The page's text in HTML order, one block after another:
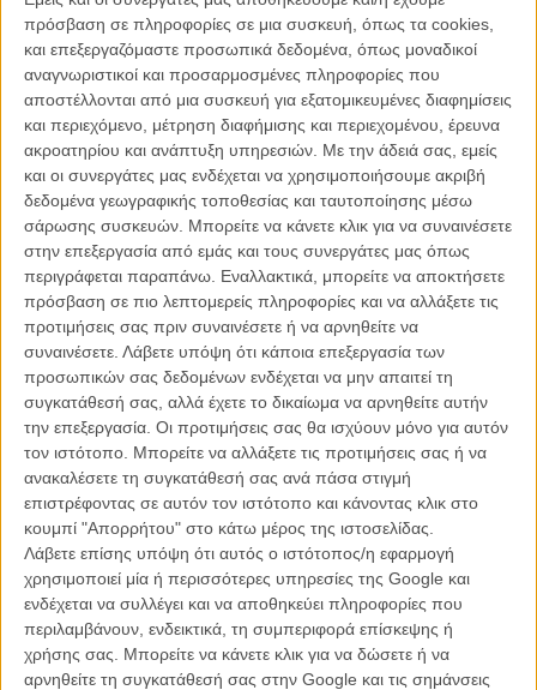
πρόσβαση σε πληροφορίες σε μια συσκευή, όπως τα cookies,
και επεξεργαζόμαστε προσωπικά δεδομένα, όπως μοναδικοί
αναγνωριστικοί και προσαρμοσμένες πληροφορίες που
αποστέλλονται από μια συσκευή για εξατομικευμένες διαφημίσεις
και περιεχόμενο, μέτρηση διαφήμισης και περιεχομένου, έρευνα
ακροατηρίου και ανάπτυξη υπηρεσιών. Με την άδειά σας, εμείς
και οι συνεργάτες μας ενδέχεται να χρησιμοποιήσουμε ακριβή
δεδομένα γεωγραφικής τοποθεσίας και ταυτοποίησης μέσω
σάρωσης συσκευών. Μπορείτε να κάνετε κλικ για να συναινέσετε
στην επεξεργασία από εμάς και τους συνεργάτες μας όπως
περιγράφεται παραπάνω. Εναλλακτικά, μπορείτε να αποκτήσετε
πρόσβαση σε πιο λεπτομερείς πληροφορίες και να αλλάξετε τις
προτιμήσεις σας πριν συναινέσετε ή να αρνηθείτε να
συναινέσετε. Λάβετε υπόψη ότι κάποια επεξεργασία των
προσωπικών σας δεδομένων ενδέχεται να μην απαιτεί τη
συγκατάθεσή σας, αλλά έχετε το δικαίωμα να αρνηθείτε αυτήν
την επεξεργασία. Οι προτιμήσεις σας θα ισχύουν μόνο για αυτόν
τον ιστότοπο. Μπορείτε να αλλάξετε τις προτιμήσεις σας ή να
ανακαλέσετε τη συγκατάθεσή σας ανά πάσα στιγμή
επιστρέφοντας σε αυτόν τον ιστότοπο και κάνοντας κλικ στο
κουμπί "Απορρήτου" στο κάτω μέρος της ιστοσελίδας.
Λάβετε επίσης υπόψη ότι αυτός ο ιστότοπος/η εφαρμογή
χρησιμοποιεί μία ή περισσότερες υπηρεσίες της Google και
ενδέχεται να συλλέγει και να αποθηκεύει πληροφορίες που
περιλαμβάνουν, ενδεικτικά, τη συμπεριφορά επίσκεψης ή
χρήσης σας. Μπορείτε να κάνετε κλικ για να δώσετε ή να
αρνηθείτε τη συγκατάθεσή σας στην Google και τις σημάνσεις
μια πατρίδα. Μόνο που ο Κυριάκος ζει ήδη με τη Νίνα, μια γυναίκα
από τη Σερβία και τη δική της κόρη. Πόσα τετραγωνικά μέτρα
χρειάζονται για να χωρέσει η ανθρώπινη αξιοπρέπεια και σε πόσο
μικρά μέρη φυλάγονται τα μεγάλα μυστικά;
Η Μαρία Ντούζα κάνει την πρώτη, ουσιαστικά, μεγάλου μήκους
ταινία της μετά το 50λεπτο «Από ‘δω και Πέρα» του 1994. Η
ποιότητα της παραγωγής είναι κάτι που εμφανώς την ενδιαφέρει: οι
επιλογές στη σκηνογραφία και, κυρίως, στη φωτογραφία, στήνουν
ένα φιλμ όμορφο, καλογυαλισμένο, φροντισμένο, σε μια κλασική
luxe γραφή, που συχνά δημιουργεί ατμόσφαιρα θρίλερ.
Το ύφος αυτό επεκτείνεται και στο σενάριο: τόσο αισθητικά όσο και
πολιτικά, η καρδιά της ιστορίας, η δράση και οι ίδιοι οι διάλογοι,
παρά το επίκαιρο θέμα της μετανάστευσης και του ρατσισμού,
μοιάζουν ν’ανήκουν σε μια παλιότερη δεκαετία, χρωματισμένα κατά
στιγμές κι από μια συμπλεγματική συγκατάβαση για την ελληνική
ιδιοσυγκρασία.
Πέρα από τον Ηλία Λογοθέτη, που πάντα επιβάλει το κύρος και τη
φαντασία του στην οθόνη, οι δυο γυναίκες πρωταγωνίστριες, η
Μυρτώ Αλικάκη και η Μιρζάνα Καράζοβιτς χαρίζουν στην ταινία τη
ζωντάνια, την αίσθηση του κατεπείγοντος και το πάθος που τόσο
έχει ανάγκη.
Χωρίς έντονα παραπτώματα – η αγάπη για το κλισέ δεν είναι τέτοιο
– αλλά και χωρίς κινηματογραφική έμπνευση, το «Δέντρο και η